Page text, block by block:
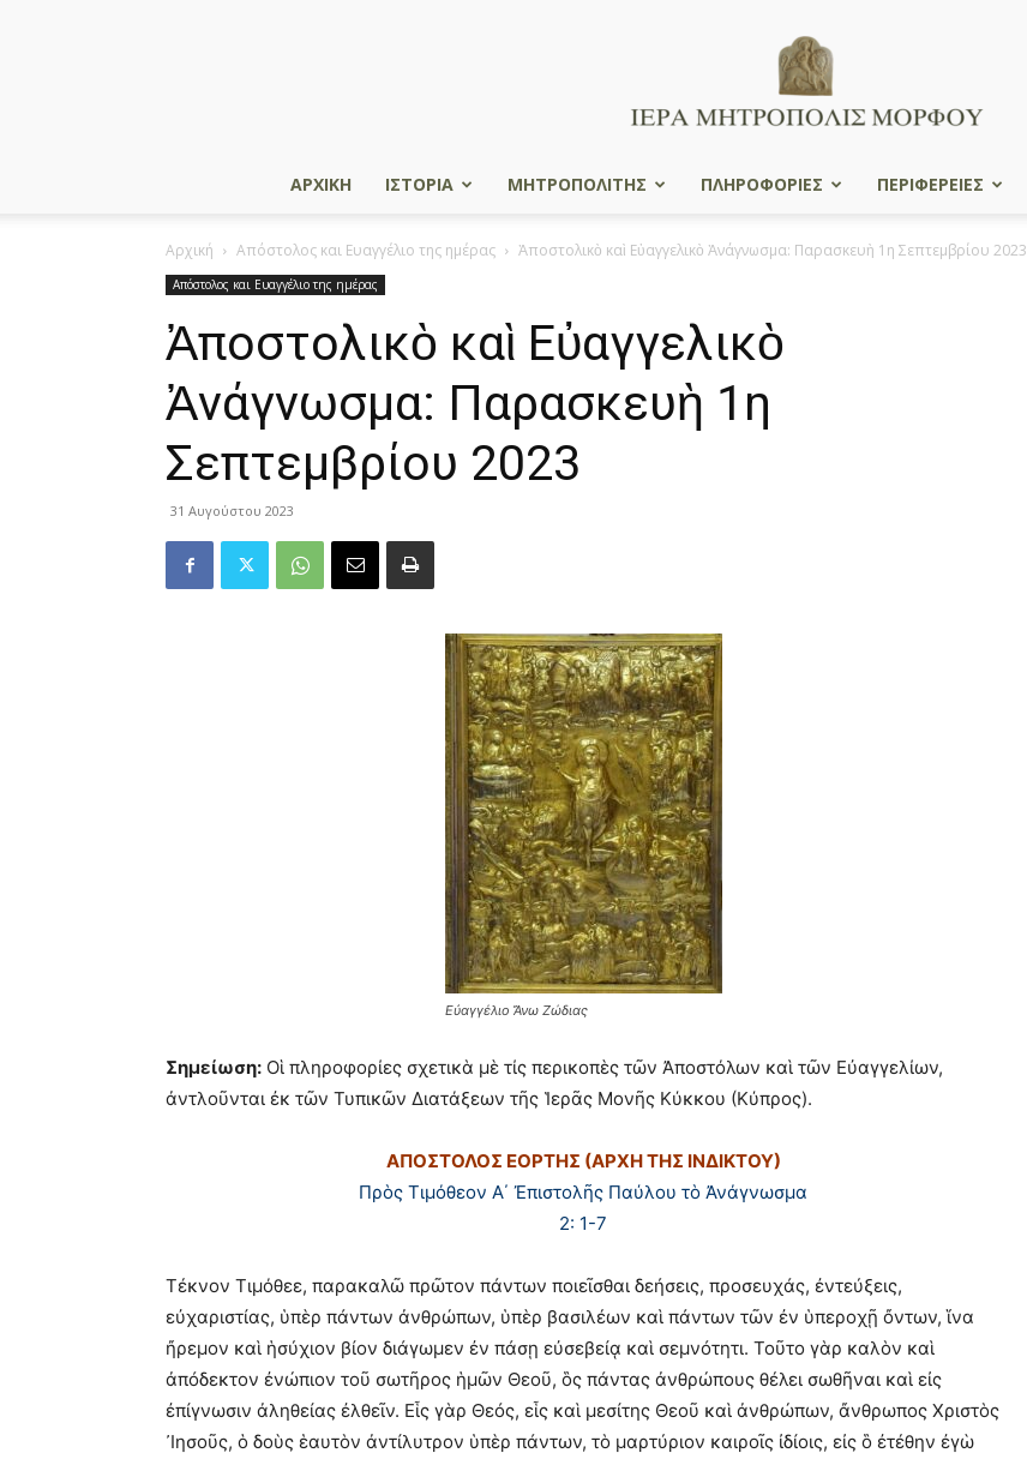
ΑΡΧΙΚΗ ΙΣΤΟΡΙΑ ΜΗΤΡΟΠΟΛΙΤΗΣ ΠΛΗΡΟΦΟΡΙΕΣ ΠΕΡΙΦΕΡΕΙΕΣ
Αρχική Απόστολος και Ευαγγέλιο της ημέρας Ἀποστολικὸ καὶ Εὐαγγελικὸ Ἀνάγνωσμα: Παρασκευὴ 1η Σεπτεμβρίου 2023
Απόστολος και Ευαγγέλιο της ημέρας
Ἀποστολικὸ καὶ Εὐαγγελικὸ
Ἀνάγνωσμα: Παρασκευὴ 1η
Σεπτεμβρίου 2023
31 Αυγούστου 2023
Εὐαγγέλιο Ἄνω Ζώδιας
Σημείωση: Οἱ πληροφορίες σχετικὰ μὲ τίς περικοπὲς τῶν Ἀποστόλων καὶ τῶν Εὐαγγελίων,
ἀντλοῦνται ἐκ τῶν Τυπικῶν Διατάξεων τῆς Ἱερᾶς Μονῆς Κύκκου (Κύπρος).
ΑΠΟΣΤΟΛΟΣ ΕΟΡΤΗΣ (ΑΡΧΗ ΤΗΣ ΙΝΔΙΚΤΟΥ)
Πρὸς Τιμόθεον Α΄ Ἐπιστολῆς Παύλου τὸ Ἀνάγνωσμα
2: 1-7
Τέκνον Τιμόθεε, παρακαλῶ πρῶτον πάντων ποιεῖσθαι δεήσεις, προσευχάς, ἐντεύξεις,
εὐχαριστίας, ὑπὲρ πάντων ἀνθρώπων, ὑπὲρ βασιλέων καὶ πάντων τῶν ἐν ὑπεροχῇ ὄντων, ἵνα
ἤρεμον καὶ ἡσύχιον βίον διάγωμεν ἐν πάσῃ εὐσεβείᾳ καὶ σεμνότητι. Τοῦτο γὰρ καλὸν καὶ
ἀπόδεκτον ἐνώπιον τοῦ σωτῆρος ἡμῶν Θεοῦ, ὃς πάντας ἀνθρώπους θέλει σωθῆναι καὶ εἰς
ἐπίγνωσιν ἀληθείας ἐλθεῖν. Εἷς γὰρ Θεός, εἷς καὶ μεσίτης Θεοῦ καὶ ἀνθρώπων, ἄνθρωπος Χριστὸς
᾿Ιησοῦς, ὁ δοὺς ἑαυτὸν ἀντίλυτρον ὑπὲρ πάντων, τὸ μαρτύριον καιροῖς ἰδίοις, εἰς ὃ ἐτέθην ἐγὼ